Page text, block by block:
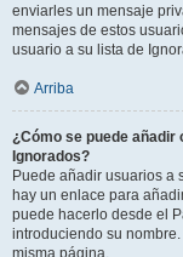
enviarles un mensaje
mensajes de estos
usuario a su lista de
Arriba
¿Cómo se puede
Ignorados?
Puede añadir usuarios a
hay un enlace para
puede hacerlo desde el
introduciendo su
misma página.